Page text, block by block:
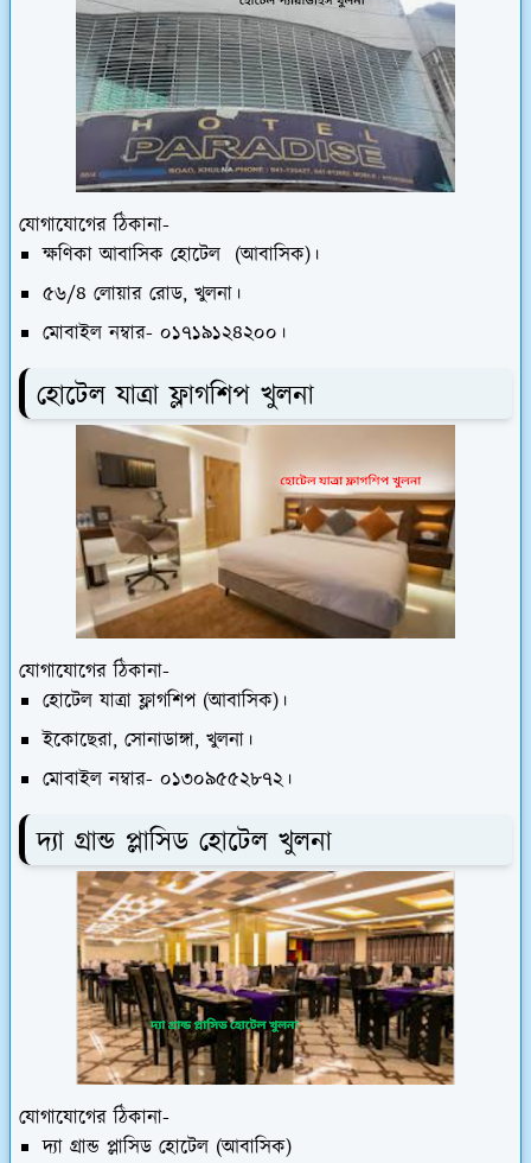
যোগাযোগের ঠিকানা-
ক্ষণিকা আবাসিক হোটেল (আবাসিক)।
৫৬/৪ লোয়ার রোড, খুলনা।
মোবাইল নম্বার- ০১৭১৯১২৪২০০।
হোটেল যাত্রা ফ্লাগশিপ খুলনা
যোগাযোগের ঠিকানা-
হোটেল যাত্রা ফ্লাগশিপ (আবাসিক)।
ইকোছেরা, সোনাডাঙ্গা, খুলনা।
মোবাইল নম্বার- ০১৩০৯৫৫২৮৭২।
দ্যা গ্রান্ড প্লাসিড হোটেল খুলনা
যোগাযোগের ঠিকানা-
দ্যা গ্রান্ড প্লাসিড হোটেল (আবাসিক)